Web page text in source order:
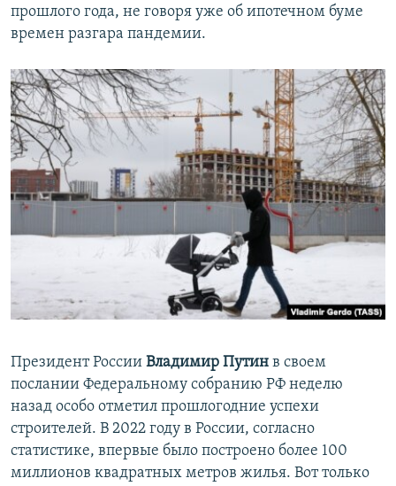
прошлого года, не говоря уже об ипотечном буме
времен разгара пандемии.
Президент России Владимир Путин в своем
послании Федеральному собранию РФ неделю
назад особо отметил прошлогодние успехи
строителей. В 2022 году в России, согласно
статистике, впервые было построено более 100
миллионов квадратных метров жилья. Вот только